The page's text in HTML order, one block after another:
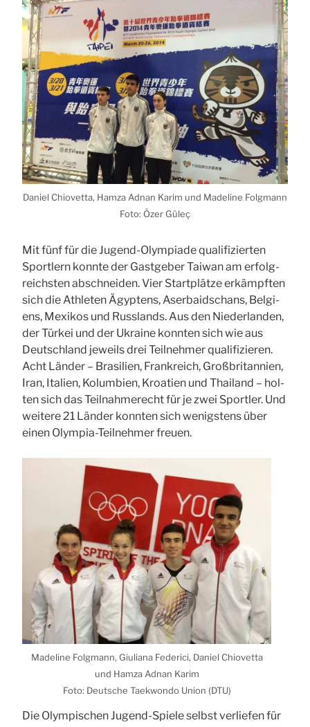
Dani­el Chio­vet­ta, Ham­za Adnan Karim und Made­li­ne Folg­mann
Foto: Özer Güleç
Mit fünf für die Jugend-Olym­pia­de qua­li­fi­zier­ten
Sport­lern konn­te der Gast­ge­ber Tai­wan am erfolg­
reichs­ten abschnei­den. Vier Start­plät­ze erkämpf­ten
sich die Ath­le­ten Ägyp­tens, Aser­bai­dschans, Bel­gi­
ens, Mexi­kos und Russ­lands. Aus den Nie­der­lan­den,
der Tür­kei und der Ukrai­ne konn­ten sich wie aus
Deutsch­land jeweils drei Teil­neh­mer qua­li­fi­zie­ren.
Acht Län­der – Bra­si­li­en, Frank­reich, Groß­bri­tan­ni­en,
Iran, Ita­li­en, Kolum­bi­en, Kroa­ti­en und Thai­land – hol­
ten sich das Teil­nah­me­recht für je zwei Sport­ler. Und
wei­te­re 21 Län­der konn­ten sich wenigs­tens über
einen Olym­pia-Teil­neh­mer freu­en.
Made­li­ne Folg­mann, Giu­lia­na Fede­ri­ci, Dani­el Chio­vet­ta
und Ham­za Adnan Karim
Foto: Deut­sche Tae­kwon­do Uni­on (DTU)
Die Olym­pi­schen Jugend-Spie­le selbst ver­lie­fen für